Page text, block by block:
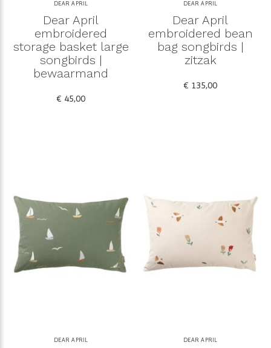
DEAR APRIL
Dear April
embroidered
storage basket large
songbirds |
bewaarmand
€ 45,00
DEAR APRIL
Dear April
embroidered bean
bag songbirds |
zitzak
€ 135,00
DEAR APRIL DEAR APRIL